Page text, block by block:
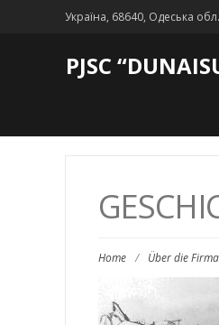
Україна, 68640, Одеська
PJSC
Home / Über die Firma